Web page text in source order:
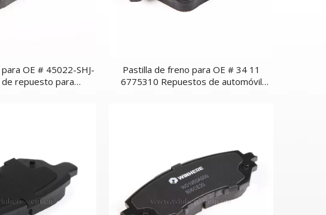
OE # 45022-SHJ-
de repuesto para
Pastilla de freno para OE # 34 11
6775310 Repuestos de automóvil